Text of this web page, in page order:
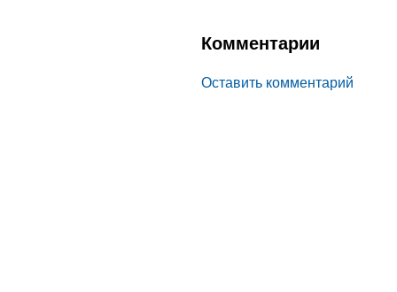
Комментарии
Оставить комментарий